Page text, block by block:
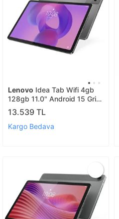
Lenovo Idea Tab Wifi 4gb
128gb 11.0" Android 15 Gri
Tablet+(kalem+kılıf)
13.539 TL
Kargo Bedava